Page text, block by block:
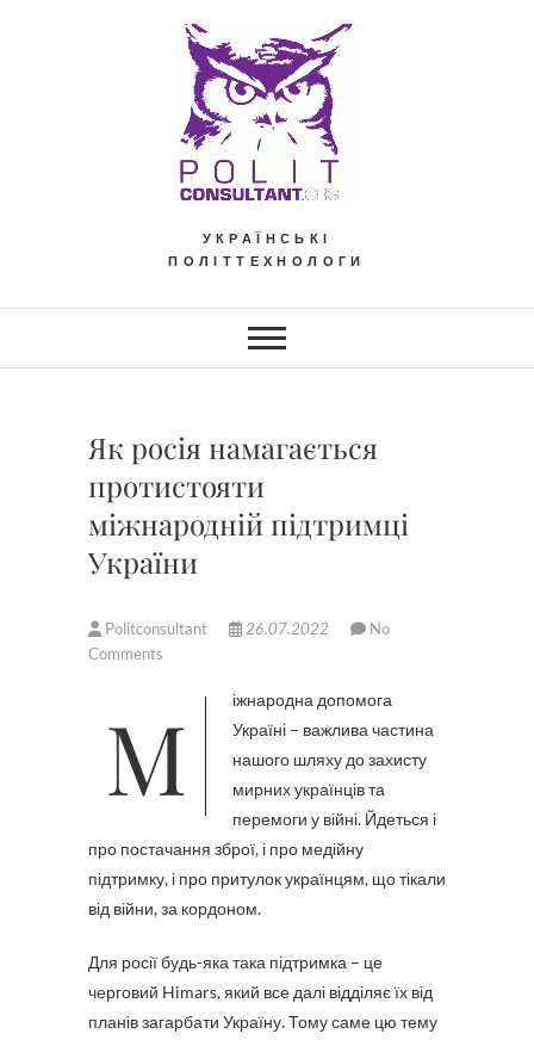
УКРАЇНСЬКІ
ПОЛІТТЕХНОЛОГИ
Як росія намагається
протистояти
міжнародній підтримці
України
Politconsultant 26.07.2022
No
Comments
Міжнародна допомога
Україні – важлива частина
нашого шляху до захисту
мирних українців та
перемоги у війні. Йдеться і
про постачання зброї, і про медійну
підтримку, і про притулок українцям, що тікали
від війни, за кордоном.
Для росії будь-яка така підтримка – це
черговий Himars, який все далі відділяє їх від
планів загарбати Україну. Тому саме цю тему